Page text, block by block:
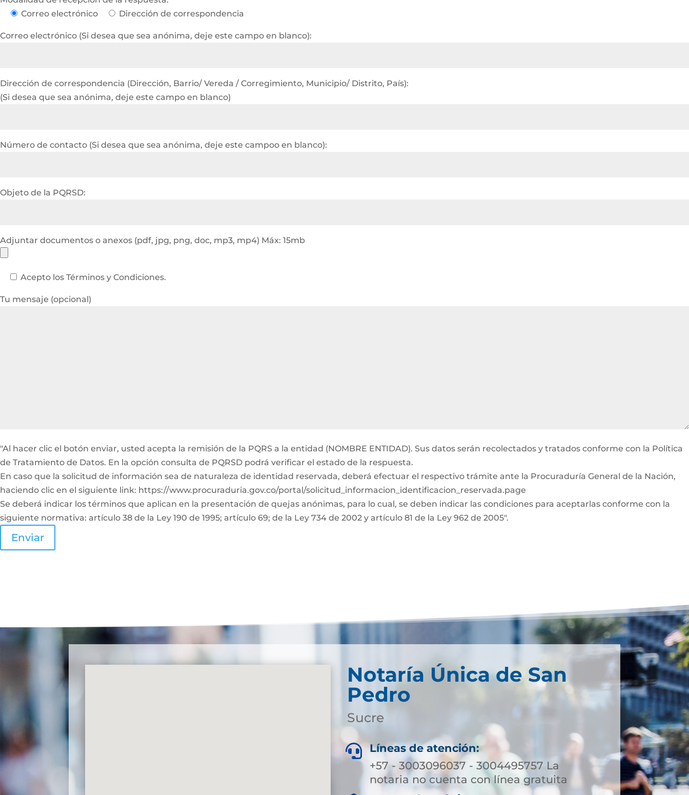
Correo electrónico
Dirección de correspondencia
Correo electrónico (Si desea que sea anónima, deje este campo en blanco):
Dirección de correspondencia (Dirección, Barrio/ Vereda / Corregimiento, Municipio/ Distrito, País):
(Si desea que sea anónima, deje este campo en blanco)
Número de contacto (Si desea que sea anónima, deje este campoo en blanco):
Objeto de la PQRSD:
Adjuntar documentos o anexos (pdf, jpg, png, doc, mp3, mp4) Máx: 15mb
Acepto los Términos y Condiciones.
Tu mensaje (opcional)
"Al hacer clic el botón enviar, usted acepta la remisión de la PQRS a la entidad (NOMBRE ENTIDAD). Sus datos serán recolectados y tratados conforme con la Política
de Tratamiento de Datos. En la opción consulta de PQRSD podrá verificar el estado de la respuesta.
En caso que la solicitud de información sea de naturaleza de identidad reservada, deberá efectuar el respectivo trámite ante la Procuraduría General de la Nación,
haciendo clic en el siguiente link: https://www.procuraduria.gov.co/portal/solicitud_informacion_identificacion_reservada.page
Se deberá indicar los términos que aplican en la presentación de quejas anónimas, para lo cual, se deben indicar las condiciones para aceptarlas conforme con la
siguiente normativa: artículo 38 de la Ley 190 de 1995; artículo 69; de la Ley 734 de 2002 y artículo 81 de la Ley 962 de 2005".
Enviar
Notaría Única de San
Pedro
Sucre
 Líneas de atención:
+57 - 3003096037 - 3004495757 La
notaria no cuenta con línea gratuita